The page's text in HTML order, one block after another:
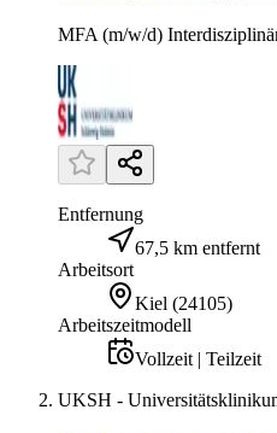
MFA (m/w/d)
Entfernung
67,5 km entfernt
Arbeitsort
Kiel (24105)
Arbeitszeitmodell
Vollzeit | Teilzeit
UKSH -